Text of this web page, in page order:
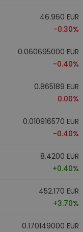
46.960 EUR
-0.30%
0.060695000 EUR
-0.40%
0.865189 EUR
0.00%
0.010916570 EUR
-0.40%
8.4200 EUR
+0.40%
452.170 EUR
+3.70%
0.170149000 EUR